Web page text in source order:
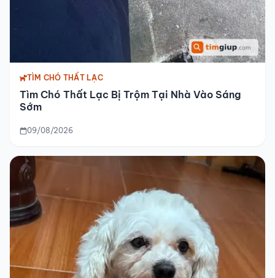
TÌM CHÓ THẤT LẠC
Tìm Chó Thất Lạc Bị Trộm Tại Nhà Vào Sáng
Sớm
09/08/2026